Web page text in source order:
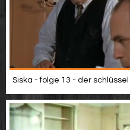
Siska - folge 13 - der